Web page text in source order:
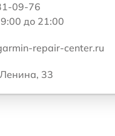
09-76
до 21:00
repair-center.ru
33